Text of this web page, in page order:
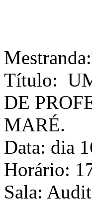
Título:
DE
MARÉ.
Data: dia
Horário:
Sala: